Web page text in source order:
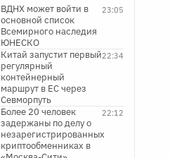
23:05
ВДНХ может войти в
основной список
Всемирного наследия
ЮНЕСКО
22:34
Китай запустит первый
регулярный
контейнерный
маршрут в ЕС через
Севморпуть
22:12
Более 20 человек
задержаны по делу о
незарегистрированных
криптообменниках в